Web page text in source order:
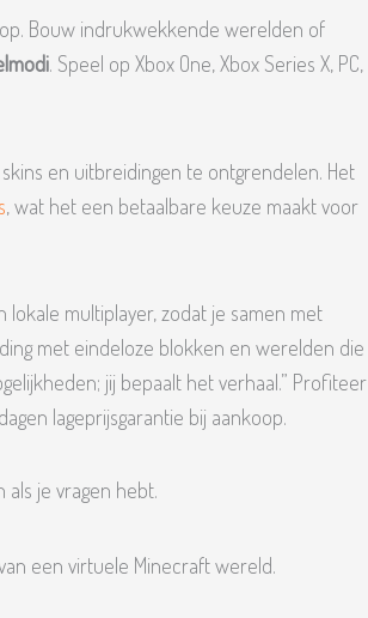
Bouw indrukwekkende werelden of
. Speel op Xbox One, Xbox Series X, PC,
en uitbreidingen te ontgrendelen. Het
, wat het een betaalbare keuze maakt voor
multiplayer, zodat je samen met
met eindeloze blokken en werelden die
jij bepaalt het verhaal.” Profiteer
lageprijsgarantie bij aankoop.
je vragen hebt.